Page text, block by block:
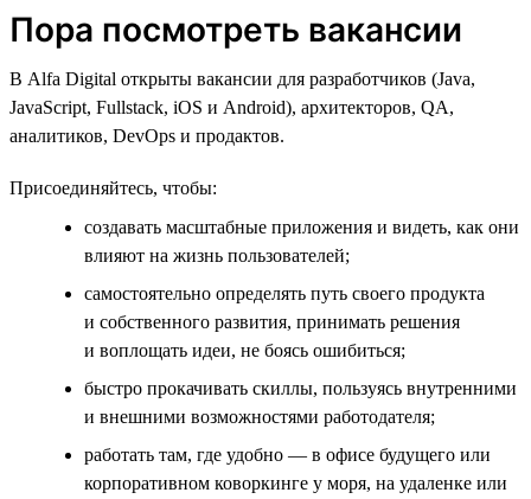
Пора посмотреть вакансии
В Alfa Digital открыты вакансии для разработчиков (Java,
JavaScript, Fullstack, iOS и Android), архитекторов, QA,
аналитиков, DevOps и продактов.
Присоединяйтесь, чтобы:
создавать масштабные приложения и видеть, как они
влияют на жизнь пользователей;
самостоятельно определять путь своего продукта
и собственного развития, принимать решения
и воплощать идеи, не боясь ошибиться;
быстро прокачивать скиллы, пользуясь внутренними
и внешними возможностями работодателя;
работать там, где удобно — в офисе будущего или
корпоративном коворкинге у моря, на удаленке или